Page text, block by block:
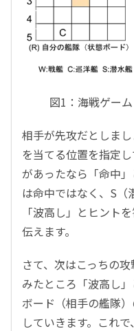
図1：海戦ゲー
相手が先攻だとしま
を当てる位置を指定
があったなら「命中
は命中ではなく、S（
「波高し」とヒント
伝えます。
さて、次はこっちの
みたところ「波高し
ボード（相手の艦隊
していきます。これ